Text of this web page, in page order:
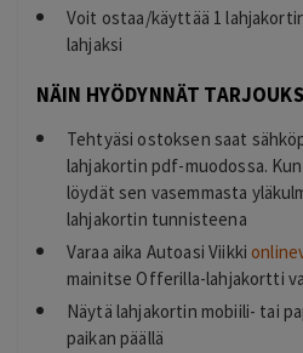
Voit ostaa/käyttää 1
lahjaksi
NÄIN HYÖDYNNÄT
Tehtyäsi ostoksen saat
lahjakortin pdf-muodossa.
löydät sen vasemmasta
lahjakortin tunnisteena
Varaa aika Autoasi Viikki
mainitse Offerilla-lahjakortti
Näytä lahjakortin mobiili- tai
paikan päällä